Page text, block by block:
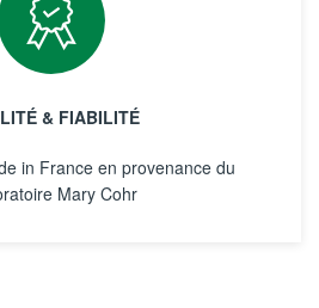
& FIABILITÉ
in France en provenance du
Mary Cohr